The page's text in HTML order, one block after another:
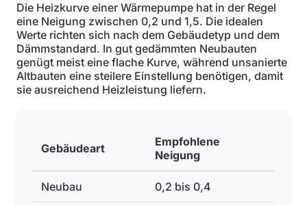
Die Heizkurve einer Wärmepumpe hat in der Regel
eine Neigung zwischen 0,2 und 1,5. Die idealen
Werte richten sich nach dem Gebäudetyp und dem
Dämmstandard. In gut gedämmten Neubauten
genügt meist eine flache Kurve, während unsanierte
Altbauten eine steilere Einstellung benötigen, damit
sie ausreichend Heizleistung liefern.
Gebäudeart
Empfohlene
Neigung
Neubau 0,2 bis 0,4